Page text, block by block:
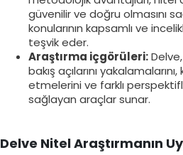
güvenilir ve doğru olmasını
konularının kapsamlı ve
teşvik eder.
Araştırma içgörüleri:
bakış açılarını
etmelerini ve farklı
sağlayan araçlar sunar.
Delve Nitel Araştırmanın